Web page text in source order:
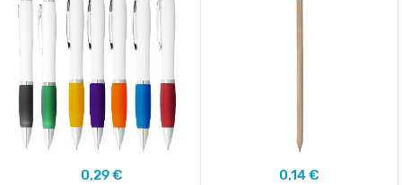
0,29 €
0,14 €